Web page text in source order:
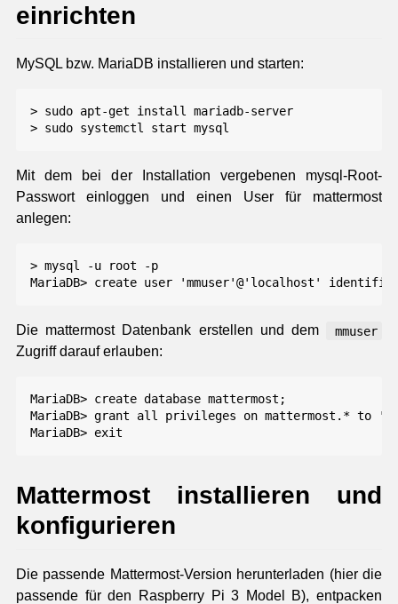
einrichten
MySQL bzw. MariaDB installieren und starten:
> sudo apt-get install mariadb-server
Mit dem bei der Installation vergebenen mysql-Root-
Passwort einloggen und einen User für mattermost
anlegen:
> mysql -u root -p
Die mattermost Datenbank erstellen und dem mmuser
Zugriff darauf erlauben:
MariaDB> create database mattermost;
MariaDB> grant all privileges on mattermost.* to
Mattermost installieren und
konfigurieren
Die passende Mattermost-Version herunterladen (hier die
passende für den Raspberry Pi 3 Model B), entpacken